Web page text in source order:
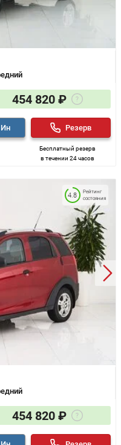
454 820 ₽
Бесплатный резерв
в течении 24 часов
Резерв
Рейтинг
состояния
4.8
454 820 ₽